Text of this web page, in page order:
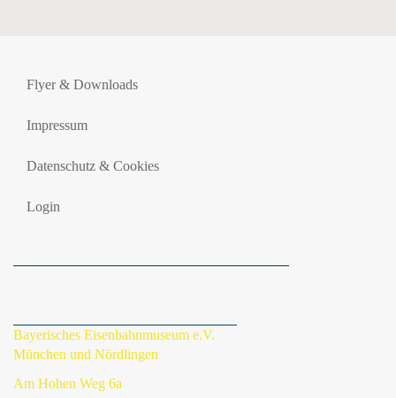
Flyer & Downloads
Impressum
Datenschutz & Cookies
Login
Bayerisches Eisenbahnmuseum e.V.
München und Nördlingen
Am Hohen Weg 6a